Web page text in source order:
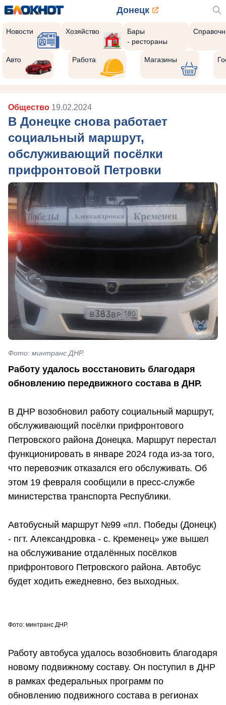
Донецк
Новости Хозяйство
Бары
- рестораны
Авто Работа Магазины
Общество 19.02.2024
В Донецке снова работает
социальный маршрут,
обслуживающий посёлки
прифронтовой Петровки
Фото: минтранс ДНР.
Работу удалось восстановить благодаря
обновлению передвижного состава в ДНР.
В ДНР возобновил работу социальный маршрут,
обслуживающий посёлки прифронтового
Петровского района Донецка. Маршрут перестал
функционировать в январе 2024 года из-за того,
что перевозчик отказался его обслуживать. Об
этом 19 февраля сообщили в пресс-службе
министерства транспорта Республики.
Автобусный маршрут №99 «пл. Победы (Донецк)
- пгт. Александровка - с. Кременец» уже вышел
на обслуживание отдалённых посёлков
прифронтового Петровского района. Автобус
будет ходить ежедневно, без выходных.
Фото: минтранс ДНР.
Работу автобуса удалось возобновить благодаря
новому подвижному составу. Он поступил в ДНР
в рамках федеральных программ по
обновлению подвижного состава в регионах